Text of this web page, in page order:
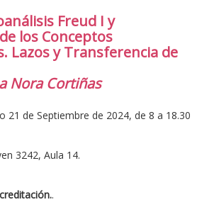
Freud I y
los Conceptos
Lazos y Transferencia de
Nora Cortiñas
21 de Septiembre de 2024, de 8 a 18.30
3242, Aula 14.
.